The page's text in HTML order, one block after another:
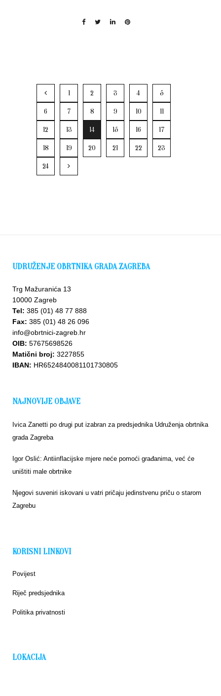
1 2 3 4 5
6 7 8 9 10 11
12 13 14 15 16 17
18 19 20 21 22 23
24
UDRUŽENJE OBRTNIKA GRADA ZAGREBA
Trg Mažuranića 13
10000 Zagreb
Tel: 385 (01) 48 77 888
Fax: 385 (01) 48 26 096
info@obrtnici-zagreb.hr
OIB: 57675698526
Matični broj: 3227855
IBAN: HR6524840081101730805
NAJNOVIJE OBJAVE
Ivica Zanetti po drugi put izabran za predsjednika Udruženja obrtnika
grada Zagreba
Igor Oslić: Antiinflacijske mjere neće pomoći građanima, već će
uništiti male obrtnike
Njegovi suveniri iskovani u vatri pričaju jedinstvenu priču o starom
Zagrebu
KORISNI LINKOVI
Povijest
Riječ predsjednika
Politika privatnosti
LOKACIJA